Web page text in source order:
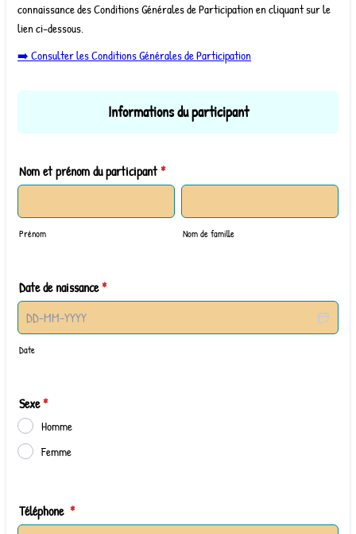
connaissance des Conditions Générales de Participation en cliquant sur le
lien ci-dessous.
➡️ Consulter les Conditions Générales de Participation
Informations du participant
Nom et prénom du participant*
Prénom Nom de famille
Date de naissance*
Date
Sexe*
Homme
Femme
Téléphone *